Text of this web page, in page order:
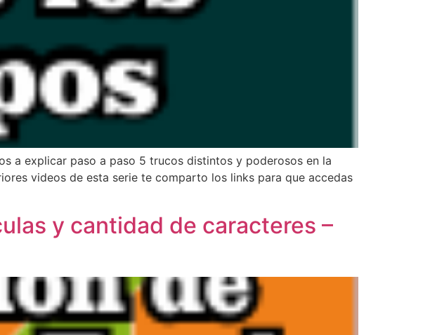
a explicar paso a paso 5 trucos distintos y poderosos en la
videos de esta serie te comparto los links para que accedas
y cantidad de caracteres –